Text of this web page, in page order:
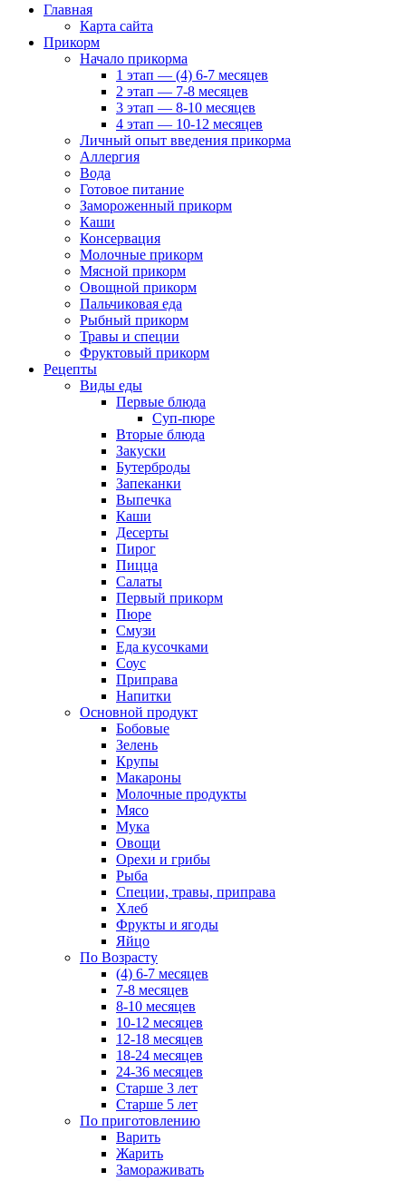
Главная
Карта сайта
Прикорм
Начало прикорма
1 этап — (4) 6-7 месяцев
2 этап — 7-8 месяцев
3 этап — 8-10 месяцев
4 этап — 10-12 месяцев
Личный опыт введения прикорма
Аллергия
Вода
Готовое питание
Замороженный прикорм
Каши
Консервация
Молочные прикорм
Мясной прикорм
Овощной прикорм
Пальчиковая еда
Рыбный прикорм
Травы и специи
Фруктовый прикорм
Рецепты
Виды еды
Первые блюда
Суп-пюре
Вторые блюда
Закуски
Бутерброды
Запеканки
Выпечка
Каши
Десерты
Пирог
Пицца
Салаты
Первый прикорм
Пюре
Смузи
Еда кусочками
Соус
Приправа
Напитки
Основной продукт
Бобовые
Зелень
Крупы
Макароны
Молочные продукты
Мясо
Мука
Овощи
Орехи и грибы
Рыба
Специи, травы, приправа
Хлеб
Фрукты и ягоды
Яйцо
По Возрасту
(4) 6-7 месяцев
7-8 месяцев
8-10 месяцев
10-12 месяцев
12-18 месяцев
18-24 месяцев
24-36 месяцев
Старше 3 лет
Старше 5 лет
По приготовлению
Варить
Жарить
Замораживать